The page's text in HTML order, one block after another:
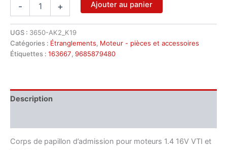
-
de
papillon
Citroën
163667
+ Ajouter au panier
UGS : 3650-AK2_K19
Catégories : Étranglements, Moteur - pièces et accessoires
Étiquettes : 163667, 9685879480
Description
Corps de papillon d’admission pour moteurs 1.4 16V VTI et